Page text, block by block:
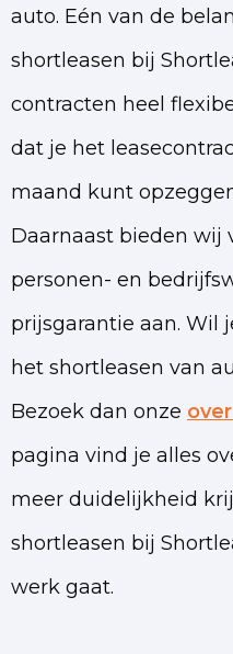
auto. Eén van de
shortleasen bij
contracten heel
dat je het
maand kunt
Daarnaast bieden wij
personen- en
prijsgarantie aan. Wil
het shortleasen van
Bezoek dan onze
pagina vind je alles
meer duidelijkheid
shortleasen bij
werk gaat.